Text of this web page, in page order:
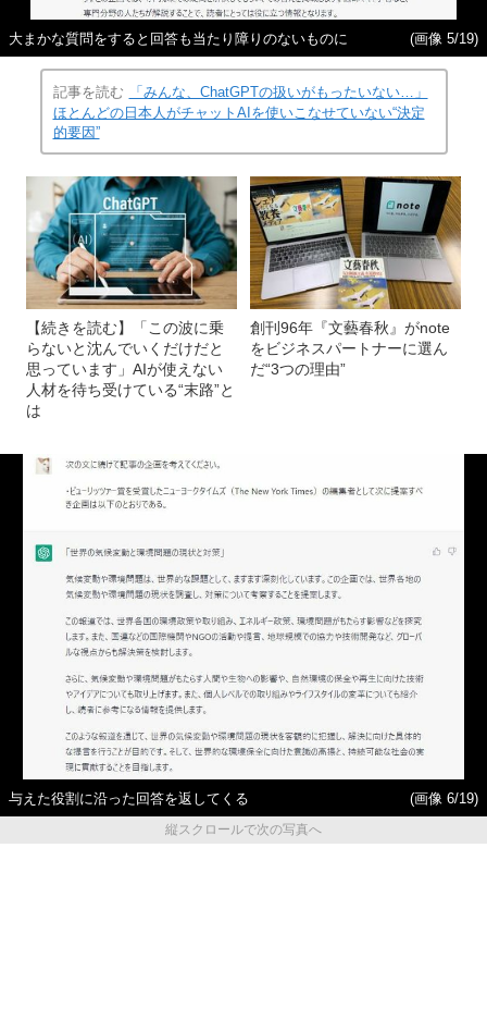
大まかな質問をすると回答も当たり障りのないものに (画像 5/19)
記事を読む
「みんな、ChatGPTの扱いがもったいない…」
ほとんどの日本人がチャットAIを使いこなせていない“決定
的要因”
【続きを読む】「この波に乗
らないと沈んでいくだけだと
思っています」AIが使えない
人材を待ち受けている“末路”と
は
創刊96年『文藝春秋』がnote
をビジネスパートナーに選ん
だ“3つの理由”
与えた役割に沿った回答を返してくる
(画像 6/19)
縦スクロールで次の写真へ